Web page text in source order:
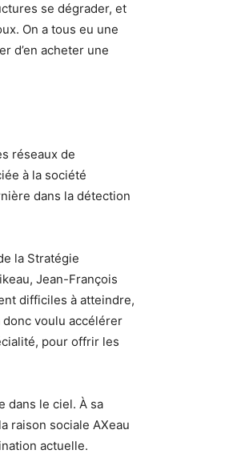
se dégrader, et
On a tous eu une
d’en acheter une
réseaux de
à la société
dans la détection
la Stratégie
Jean-François
difficiles à atteindre,
voulu accélérer
pour offrir les
dans le ciel. À sa
raison sociale AXeau
actuelle.